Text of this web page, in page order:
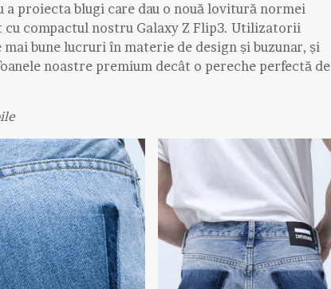
proiecta blugi care dau o nouă lovitură normei
compactul nostru Galaxy Z Flip3. Utilizatorii
bune lucruri în materie de design și buzunar, și
noastre premium decât o pereche perfectă de